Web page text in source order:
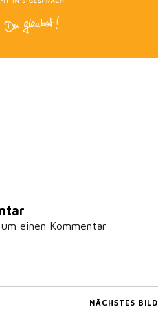
einen Kommentar
NÄCHSTES BILD